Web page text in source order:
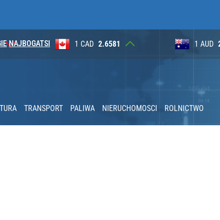
NAJBOGATSI
zgłoszeń w trzy dni
kolekcji kapsułowej
1 AUD 2.6230 100
TRANSPORT PALIWA NIERUCHOMOSCI ROLNICTWO